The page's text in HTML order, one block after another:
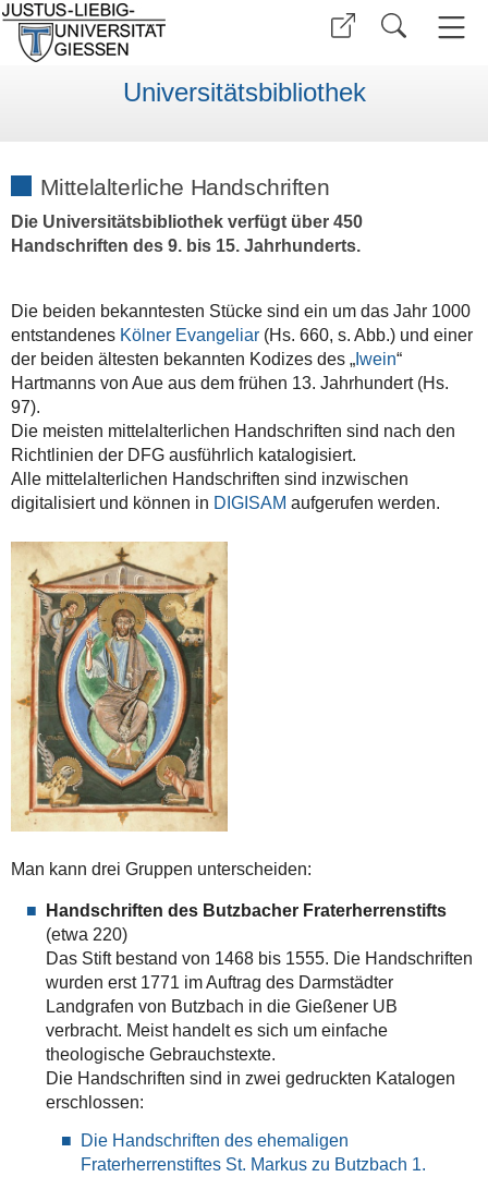
Universitätsbibliothek
Mittelalterliche Handschriften
Die Universitätsbibliothek verfügt über 450
Handschriften des 9. bis 15. Jahrhunderts.
Die beiden bekanntesten Stücke sind ein um das Jahr 1000
entstandenes Kölner Evangeliar(Hs. 660, s. Abb.) und einer
der beiden ältesten bekannten Kodizes des „Iwein“
Hartmanns von Aue aus dem frühen 13. Jahrhundert (Hs.
97).
Die meisten mittelalterlichen Handschriften sind nach den
Richtlinien der DFG ausführlich katalogisiert.
Alle mittelalterlichen Handschriften sind inzwischen
digitalisiert und können in DIGISAM aufgerufen werden.
Man kann drei Gruppen unterscheiden:
Handschriften des Butzbacher Fraterherrenstifts
(etwa 220)
Das Stift bestand von 1468 bis 1555. Die Handschriften
wurden erst 1771 im Auftrag des Darmstädter
Landgrafen von Butzbach in die Gießener UB
verbracht. Meist handelt es sich um einfache
theologische Gebrauchstexte.
Die Handschriften sind in zwei gedruckten Katalogen
erschlossen:
Die Handschriften des ehemaligen
Fraterherrenstiftes St. Markus zu Butzbach 1.